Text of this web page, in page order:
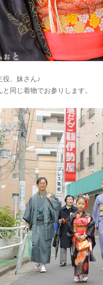
役、妹さん♪
と同じ着物でお参りします。